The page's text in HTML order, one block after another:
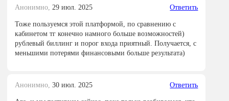
Анонимно, 29 июл. 2025 Ответить
Тоже пользуемся этой платформой, по сравнению с
кабинетом тг конечно намного больше возможностей)
рублевый биллинг и порог входа приятный. Получается, с
меньшими потерями финансовыми больше результата)
Анонимно, 30 июл. 2025 Ответить